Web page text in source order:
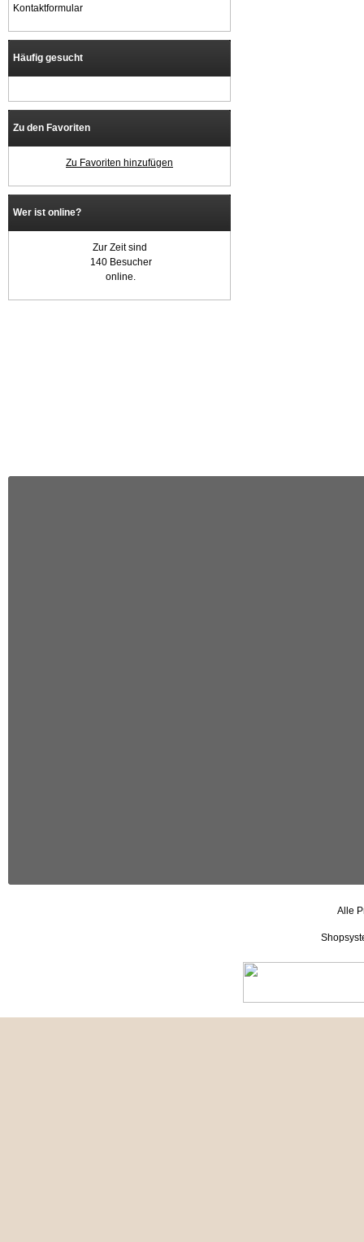
Kontaktformular
Häufig gesucht
Zu den Favoriten
Zu Favoriten hinzufügen
Wer ist online?
Zur Zeit sind
140 Besucher
online.
Alle